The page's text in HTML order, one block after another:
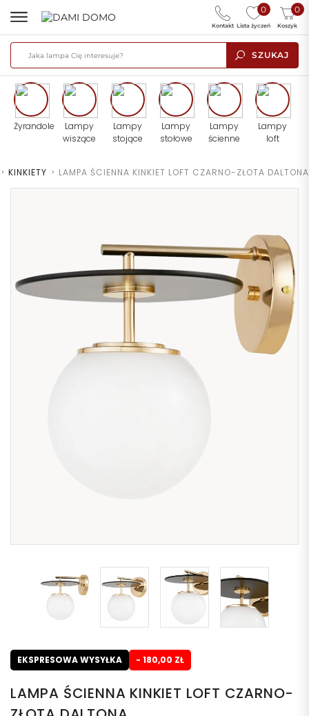
SZUKAJ
0
Lista życzeń
0
Koszyk
Kontakt
Żyrandole
Lampy
wiszące
Lampy
stojące
Lampy
stołowe
Lampy
ścienne
Lampy
loft
> KINKIETY > LAMPA ŚCIENNA KINKIET LOFT CZARNO-ZŁOTA DALTONA
EKSPRESOWA WYSYŁKA - 180,00 ZŁ
LAMPA ŚCIENNA KINKIET LOFT CZARNO-